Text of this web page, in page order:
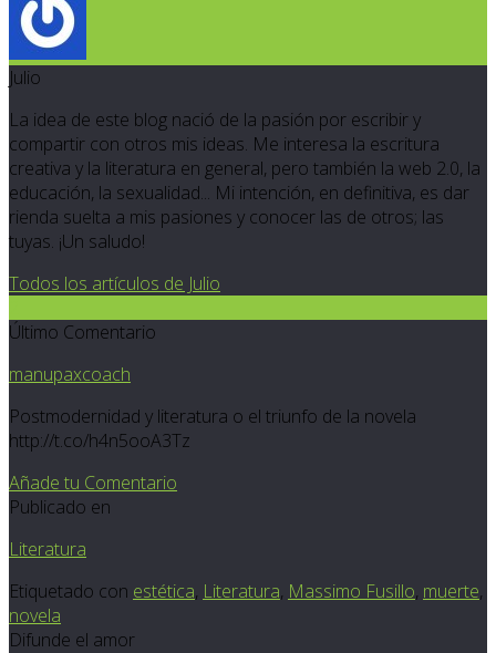
Julio
La idea de este blog nació de la pasión por escribir y
compartir con otros mis ideas. Me interesa la escritura
creativa y la literatura en general, pero también la web 2.0, la
educación, la sexualidad... Mi intención, en definitiva, es dar
rienda suelta a mis pasiones y conocer las de otros; las
tuyas. ¡Un saludo!
Todos los artículos de Julio
Último Comentario
manupaxcoach
Postmodernidad y literatura o el triunfo de la novela
http://t.co/h4n5ooA3Tz
Añade tu Comentario
Publicado en
Literatura
Etiquetado con estética, Literatura, Massimo Fusillo, muerte,
novela
Difunde el amor